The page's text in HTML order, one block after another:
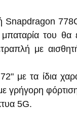
Snapdragon
του θα
με
τα ίδια
γρήγορη
5G.